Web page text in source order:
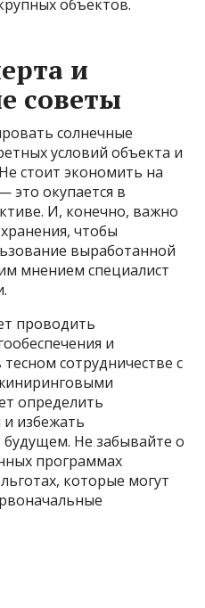
объектов.
и
советы
солнечные
условий объекта и
стоит экономить на
это окупается в
И, конечно, важно
чтобы
выработанной
мнением специалист
проводить
и
сотрудничестве с
определить
избежать
Не забывайте о
программах
которые могут